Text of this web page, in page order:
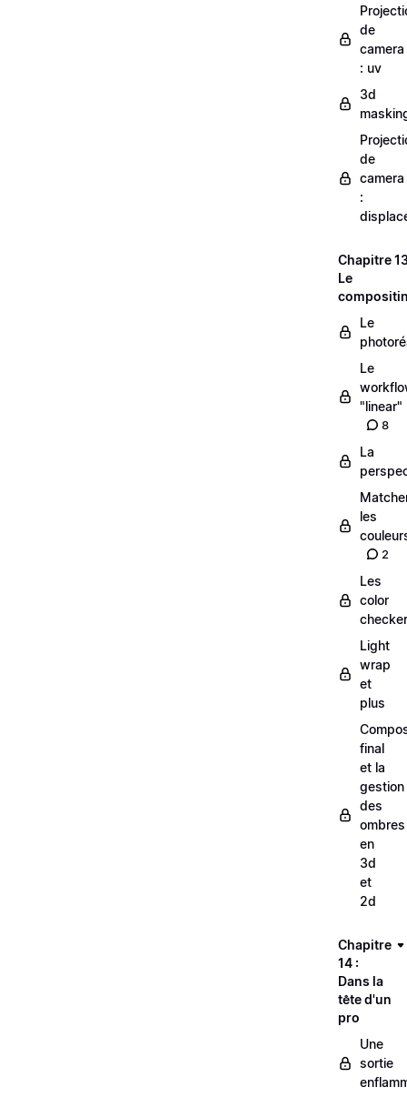
de
camera
: uv
3d
de
camera
:
Chapitre
Le
Le
Le
"linear"
8
La
les
2
Les
color
Light
wrap
et
plus
final
et la
gestion
des
ombres
en
3d
et
2d
Chapitre
14 :
Dans la
tête d'un
pro
Une
sortie